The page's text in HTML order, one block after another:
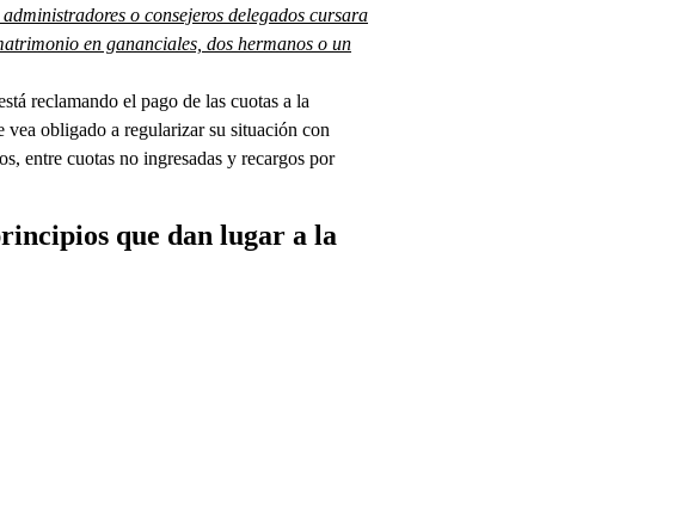
o consejeros delegados cursara
en gananciales, dos hermanos o un
reclamando el pago de las cuotas a la
obligado a regularizar su situación con
entre cuotas no ingresadas y recargos por
que dan lugar a la